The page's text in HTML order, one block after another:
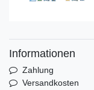
Informationen
Zahlung
Versandkosten